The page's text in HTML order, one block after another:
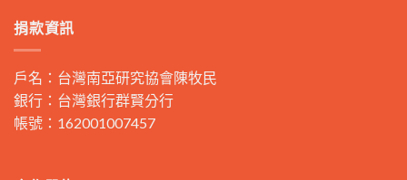
捐款資訊
戶名：台灣南亞研究協會陳牧民
銀行：台灣銀行群賢分行
帳號：162001007457